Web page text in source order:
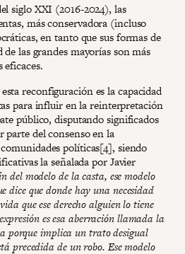
siglo XXI (2016-2024), las
más conservadora (incluso
en tanto que sus formas de
las grandes mayorías son más
reconfiguración es la capacidad
para influir en la reinterpretación
público, disputando significados
parte del consenso en la
políticas[4], siendo
la señalada por Javier
del modelo de la casta, ese modelo
dice que donde hay una necesidad
que ese derecho alguien lo tiene
es esa aberración llamada la
porque implica un trato desigual
precedida de un robo. Ese modelo